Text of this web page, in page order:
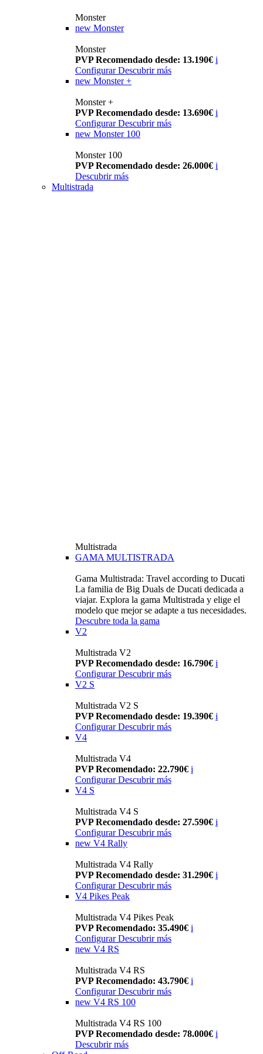
Monster
new Monster
Monster
PVP Recomendado desde: 13.190€ i
Configurar Descubrir más
new Monster +
Monster +
PVP Recomendado desde: 13.690€ i
Configurar Descubrir más
new Monster 100
Monster 100
PVP Recomendado desde: 26.000€ i
Descubrir más
Multistrada
Multistrada
GAMA MULTISTRADA
Gama Multistrada: Travel according to Ducati
La familia de Big Duals de Ducati dedicada a
viajar. Explora la gama Multistrada y elige el
modelo que mejor se adapte a tus necesidades.
Descubre toda la gama
V2
Multistrada V2
PVP Recomendado desde: 16.790€ i
Configurar Descubrir más
V2 S
Multistrada V2 S
PVP Recomendado desde: 19.390€ i
Configurar Descubrir más
V4
Multistrada V4
PVP Recomendado: 22.790€ i
Configurar Descubrir más
V4 S
Multistrada V4 S
PVP Recomendado desde: 27.590€ i
Configurar Descubrir más
new V4 Rally
Multistrada V4 Rally
PVP Recomendado desde: 31.290€ i
Configurar Descubrir más
V4 Pikes Peak
Multistrada V4 Pikes Peak
PVP Recomendado: 35.490€ i
Configurar Descubrir más
new V4 RS
Multistrada V4 RS
PVP Recomendado: 43.790€ i
ConfigurarDescubrir más
new V4 RS 100
Multistrada V4 RS 100
PVP Recomendado desde: 78.000€ i
Descubrir más